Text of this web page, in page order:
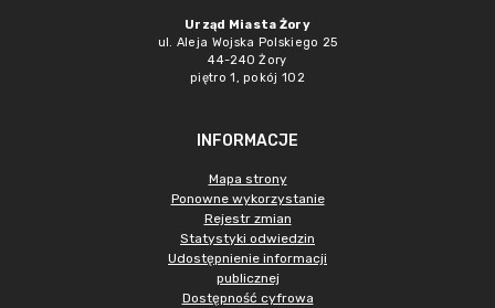
Urząd Miasta Żory
ul. Aleja Wojska Polskiego 25
44-240 Żory
piętro 1, pokój 102
INFORMACJE
Mapa strony
Ponowne wykorzystanie
Rejestr zmian
Statystyki odwiedzin
Udostępnienie informacji
publicznej
Dostępność cyfrowa